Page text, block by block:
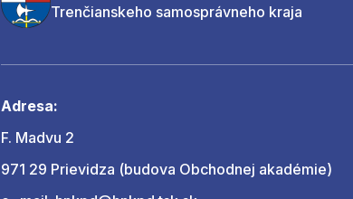
Trenčianskeho samosprávneho kraja
Adresa:
F. Madvu 2
971 29 Prievidza (budova Obchodnej akadémie)